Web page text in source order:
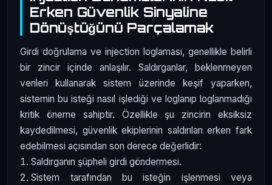
Erken Güvenlik Sinyaline
Dönüştüğünü Parçalamak
Girdi doğrulama ve injection loglaması, genellikle belirli
bir zincir içinde anlaşılır. Saldırganlar, beklenmeyen
verileri kullanarak sistem üzerinde keşif yaparken,
sistemin bu isteği nasıl işlediği ve loglanıp loglanmadığı
kritik öneme sahiptir. Özellikle şu zincirin eksiksiz
kaydedilmesi, güvenlik ekiplerinin saldırıları erken fark
edebilmesi açısından son derece değerlidir:
Saldırganın şüpheli girdi göndermesi.
Sistem tarafından bu isteğin işlenmesi veya